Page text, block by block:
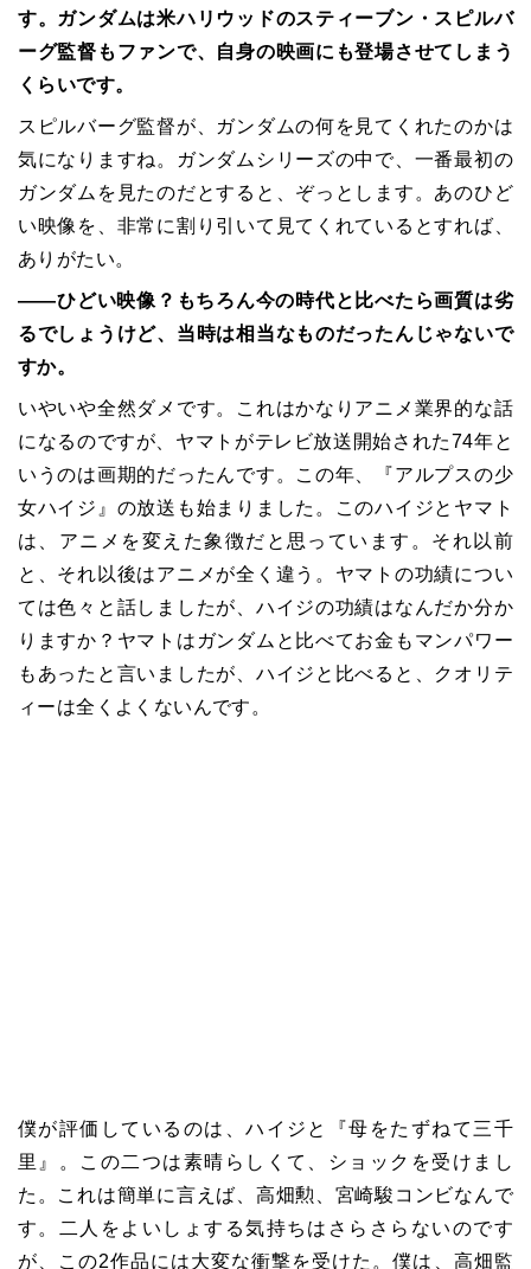
す。ガンダムは米ハリウッドのスティーブン・スピルバ
ーグ監督もファンで、自身の映画にも登場させてしまう
くらいです。
スピルバーグ監督が、ガンダムの何を見てくれたのかは
気になりますね。ガンダムシリーズの中で、一番最初の
ガンダムを見たのだとすると、ぞっとします。あのひど
い映像を、非常に割り引いて見てくれているとすれば、
ありがたい。
――ひどい映像？もちろん今の時代と比べたら画質は劣
るでしょうけど、当時は相当なものだったんじゃないで
すか。
いやいや全然ダメです。これはかなりアニメ業界的な話
になるのですが、ヤマトがテレビ放送開始された74年と
いうのは画期的だったんです。この年、『アルプスの少
女ハイジ』の放送も始まりました。このハイジとヤマト
は、アニメを変えた象徴だと思っています。それ以前
と、それ以後はアニメが全く違う。ヤマトの功績につい
ては色々と話しましたが、ハイジの功績はなんだか分か
りますか？ヤマトはガンダムと比べてお金もマンパワー
もあったと言いましたが、ハイジと比べると、クオリテ
ィーは全くよくないんです。
僕が評価しているのは、ハイジと『母をたずねて三千
里』。この二つは素晴らしくて、ショックを受けまし
た。これは簡単に言えば、高畑勲、宮崎駿コンビなんで
す。二人をよいしょする気持ちはさらさらないのです
が、この2作品には大変な衝撃を受けた。僕は、高畑監